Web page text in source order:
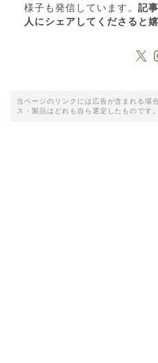
様子も発信しています。 記
人にシェアしてくださると
当ページのリンクには広告が含まれる場
ス・製品はどれも自ら選定したものです。